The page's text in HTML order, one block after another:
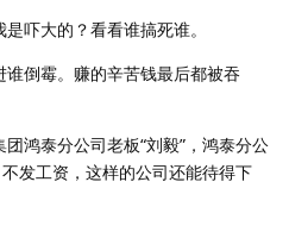
吓大的？看看谁搞死谁。
倒霉。赚的辛苦钱最后都被吞
鸿泰分公司老板“刘毅”，鸿泰分公
发工资，这样的公司还能待得下